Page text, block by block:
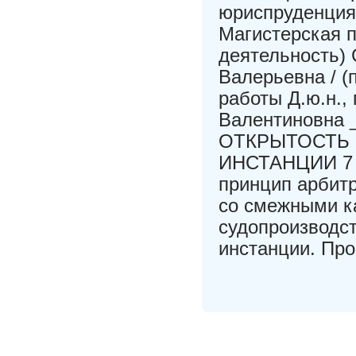
Магистерская
Валерьевна /
работы Д.ю.н.,
Валентиновна
ОТКРЫТОСТЬ
ИНСТАНЦИИ 7
принцип
со смежными
инстанции.